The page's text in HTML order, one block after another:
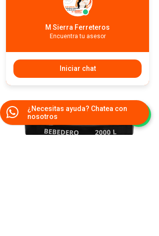
M Sierra Ferreteros
Encuentra tu asesor
Iniciar chat
¿Necesitas ayuda? Chatea con
nosotros